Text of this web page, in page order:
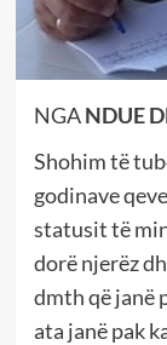
NGANDUE
Shohim të
godinave
statusit të
dorë njerëz
dmth që janë
ata janë pak